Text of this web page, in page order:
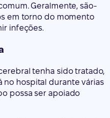
Geralmente, são-
em torno do momento
infeções.
tenha sido tratado,
hospital durante várias
possa ser apoiado